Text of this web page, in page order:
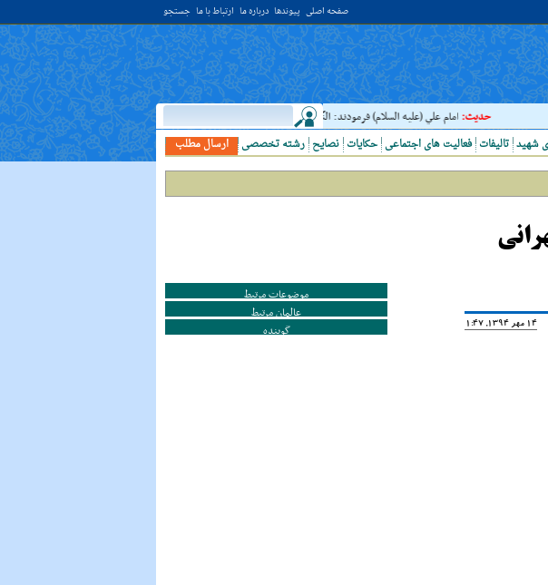
صفحه اصلی پیوندها درباره ما ارتباط با ما جستجو
حدیث:امام علي (عليه السلام) فرمودند: النَّظرُ إلي العَالِم أحبُّ إلَي الله مِن اعتکافِ سَنَهٍ فِي البَيت الحَرام؛ نگاه
ارسال مطلب
رشته تخصصی نصایح حکایات فعالیت های اجتماعی تالیفات شهید
14 مهر 1394, 11:47
موضوعات مرتبط
عالمان مرتبط
گوینده